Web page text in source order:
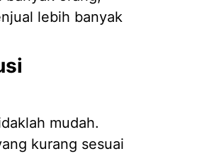
lebih banyak
mudah.
kurang sesuai